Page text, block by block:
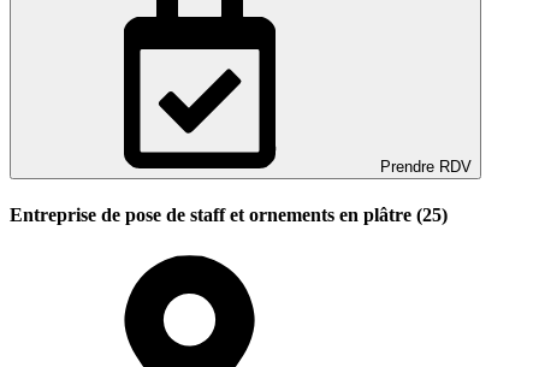
Prendre RDV
Entreprise de pose de staff et ornements en plâtre (25)